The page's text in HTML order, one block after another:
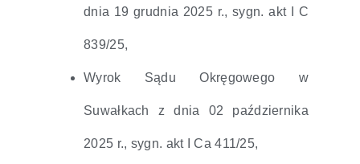
dnia 19 grudnia 2025 r., sygn. akt I C
839/25,
Wyrok Sądu Okręgowego w
Suwałkach z dnia 02 października
2025 r., sygn. akt I Ca 411/25,